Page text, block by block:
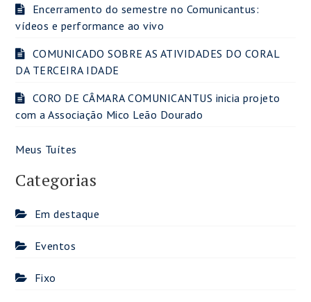
Encerramento do semestre no Comunicantus:
vídeos e performance ao vivo
COMUNICADO SOBRE AS ATIVIDADES DO CORAL
DA TERCEIRA IDADE
CORO DE CÂMARA COMUNICANTUS inicia projeto
com a Associação Mico Leão Dourado
Meus Tuítes
Categorias
Em destaque
Eventos
Fixo